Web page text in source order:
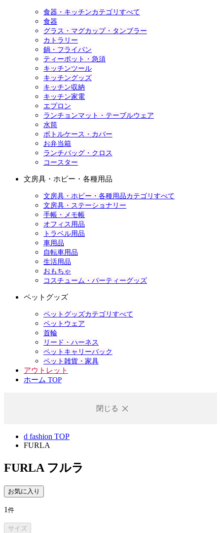
食器・キッチンカテゴリすべて
食器
グラス・マグカップ・タンブラー
カトラリー
鍋・フライパン
ティーポット・急須
キッチンツール
キッチングッズ
キッチン収納
キッチン家電
エプロン
ランチョンマット・テーブルウェア
水筒
ボトルケース・カバー
お弁当箱
ランチバッグ・クロス
コースター
文房具・ホビー・各種用品
文房具・ホビー・各種用品カテゴリすべて
文房具・ステーショナリー
手帳・メモ帳
オフィス用品
トラベル用品
車用品
自転車用品
生活用品
おもちゃ
コスチューム・パーティーグッズ
ペットグッズ
ペットグッズカテゴリすべて
ペットウェア
首輪
リード・ハーネス
ペットキャリーバック
ペット雑貨・家具
アウトレット
ホーム TOP
閉じる
d fashion TOP
FURLA
FURLA フルラ
お気に入り
1 件
サイズ